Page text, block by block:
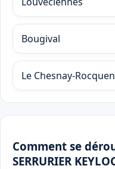
Bougival
Le Chesnay-
Comment se
SERRURIER